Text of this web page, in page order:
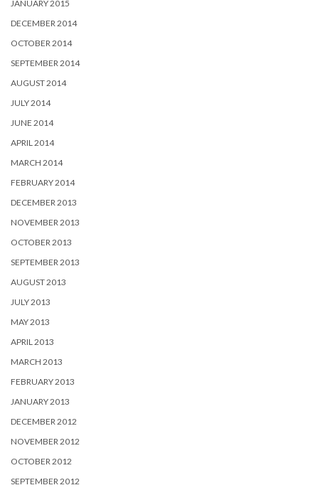
JANUARY 2015
DECEMBER 2014
OCTOBER 2014
SEPTEMBER 2014
AUGUST 2014
JULY 2014
JUNE 2014
APRIL 2014
MARCH 2014
FEBRUARY 2014
DECEMBER 2013
NOVEMBER 2013
OCTOBER 2013
SEPTEMBER 2013
AUGUST 2013
JULY 2013
MAY 2013
APRIL 2013
MARCH 2013
FEBRUARY 2013
JANUARY 2013
DECEMBER 2012
NOVEMBER 2012
OCTOBER 2012
SEPTEMBER 2012